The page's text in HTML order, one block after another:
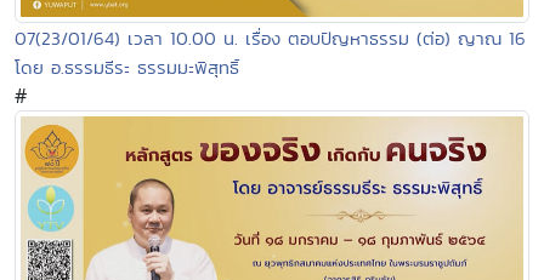
07(23/01/64) เวลา 10.00 น. เรื่อง ตอบปัญหาธรรม (ต่อ) ญาณ 16
โดย อ.ธรรมธีระ ธรรมมะพิสุทธิ์
#